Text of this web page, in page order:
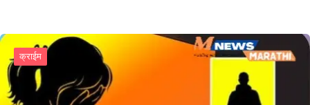
क्राईम